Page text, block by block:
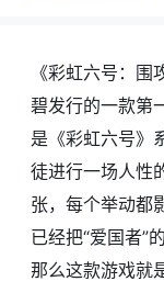
《彩虹六号：
碧发行的一款第
是《彩虹六号》
徒进行一场人性
张，每个举动都
已经把“爱国者”
那么这款游戏就